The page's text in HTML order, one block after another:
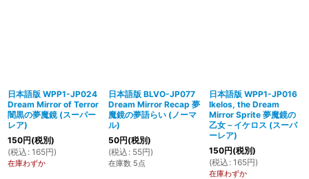
日本語版 WPP1-JP024
Dream Mirror of Terror
闇黒の夢魔鏡 (スーパー
レア)
150円(税別)
(税込 : 165円)
在庫わずか
日本語版 BLVO-JP077
Dream Mirror Recap 夢
魔鏡の夢語らい (ノーマ
ル)
50円(税別)
(税込 : 55円)
在庫数 5点
日本語版 WPP1-JP016
Ikelos, the Dream
Mirror Sprite 夢魔鏡の
乙女－イケロス (スーパ
ーレア)
150円(税別)
(税込 : 165円)
在庫わずか